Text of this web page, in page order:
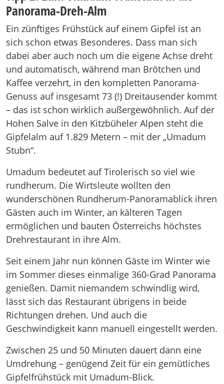
Panorama-Dreh-Alm
Ein zünftiges Frühstück auf einem Gipfel ist an
sich schon etwas Besonderes. Dass man sich
dabei aber auch noch um die eigene Achse dreht
und automatisch, während man Brötchen und
Kaffee verzehrt, in den kompletten Panorama-
Genuss auf insgesamt 73 (!) Dreitausender kommt
– das ist schon wirklich außergewöhnlich. Auf der
Hohen Salve in den Kitzbüheler Alpen steht die
Gipfelalm auf 1.829 Metern – mit der „Umadum
Stubn“.
Umadum bedeutet auf Tirolerisch so viel wie
rundherum. Die Wirtsleute wollten den
wunderschönen Rundherum-Panoramablick ihren
Gästen auch im Winter, an kälteren Tagen
ermöglichen und bauten Österreichs höchstes
Drehrestaurant in ihre Alm.
Seit einem Jahr nun können Gäste im Winter wie
im Sommer dieses einmalige 360-Grad Panorama
genießen. Damit niemandem schwindlig wird,
lässt sich das Restaurant übrigens in beide
Richtungen drehen. Und auch die
Geschwindigkeit kann manuell eingestellt werden.
Zwischen 25 und 50 Minuten dauert dann eine
Umdrehung – genügend Zeit für ein gemütliches
Gipfelfrühstück mit Umadum-Blick.